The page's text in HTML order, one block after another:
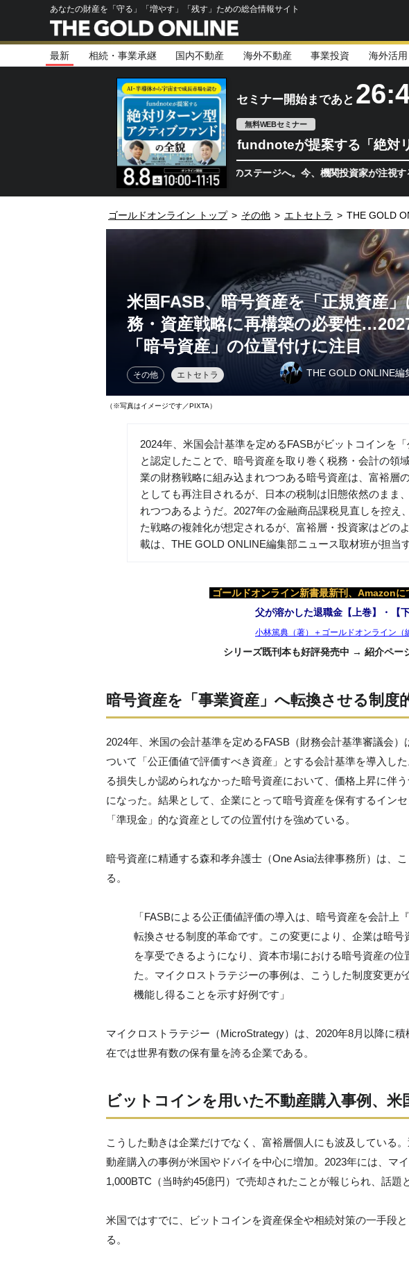
あなたの財産を「守る」「増やす」「残す」ための総合情報サイト
最新 相続・事業承継 国内不動産 海外不動産 事業投資 海外活用
セミナー開始まであと
無料WEBセミナー
fundnoteが提案する「絶対
半導体相場は次のステージへ。今、機関投資家が注視するポイ
ゴールドオンライン トップ > その他 > エトセトラ > THE GOLD
米国FASB、暗号資産を「正規資産
務・資産戦略に再構築の必要性
「暗号資産」の位置付けに注目
その他 エトセトラ THE GOLD ONLINE編
（※写真はイメージです／PIXTA）
2024年、米国会計基準を定めるFASBがビットコインを「
と認定したことで、暗号資産を取り巻く税務・会計の領
業の財務戦略に組み込まれつつある暗号資産は、富裕層
としても再注目されるが、日本の税制は旧態依然のまま
れつつあるようだ。2027年の金融商品課税見直しを控え
た戦略の複雑化が想定されるが、富裕層・投資家はどの
載は、THE GOLD ONLINE編集部ニュース取材班が担当す
ゴールドオンライン新書最新刊、Amazonに
父が溶かした退職金【上巻】・【下
小林篤典（著）＋ゴールドオンライン（
シリーズ既刊本も好評発売中 → 紹介ペー
暗号資産を「事業資産」へ転換させる制度
2024年、米国の会計基準を定めるFASB（財務会計基準審議会
ついて「公正価値で評価すべき資産」とする会計基準を導入し
る損失しか認められなかった暗号資産において、価格上昇に伴
になった。結果として、企業にとって暗号資産を保有するイン
「準現金」的な資産としての位置付けを強めている。
暗号資産に精通する森和孝弁護士（One Asia法律事務所）は、
る。
「FASBによる公正価値評価の導入は、暗号資産を会計上
転換させる制度的革命です。この変更により、企業は暗
を享受できるようになり、資本市場における暗号資産の
た。マイクロストラテジーの事例は、こうした制度変更
機能し得ることを示す好例です」
マイクロストラテジー（MicroStrategy）は、2020年8月以降に
在では世界有数の保有量を誇る企業である。
ビットコインを用いた不動産購入事例、
こうした動きは企業だけでなく、富裕層個人にも波及している
動産購入の事例が米国やドバイを中心に増加。2023年には、マ
1,000BTC（当時約45億円）で売却されたことが報じられ、話題
米国ではすでに、ビットコインを資産保全や相続対策の一手段
る。